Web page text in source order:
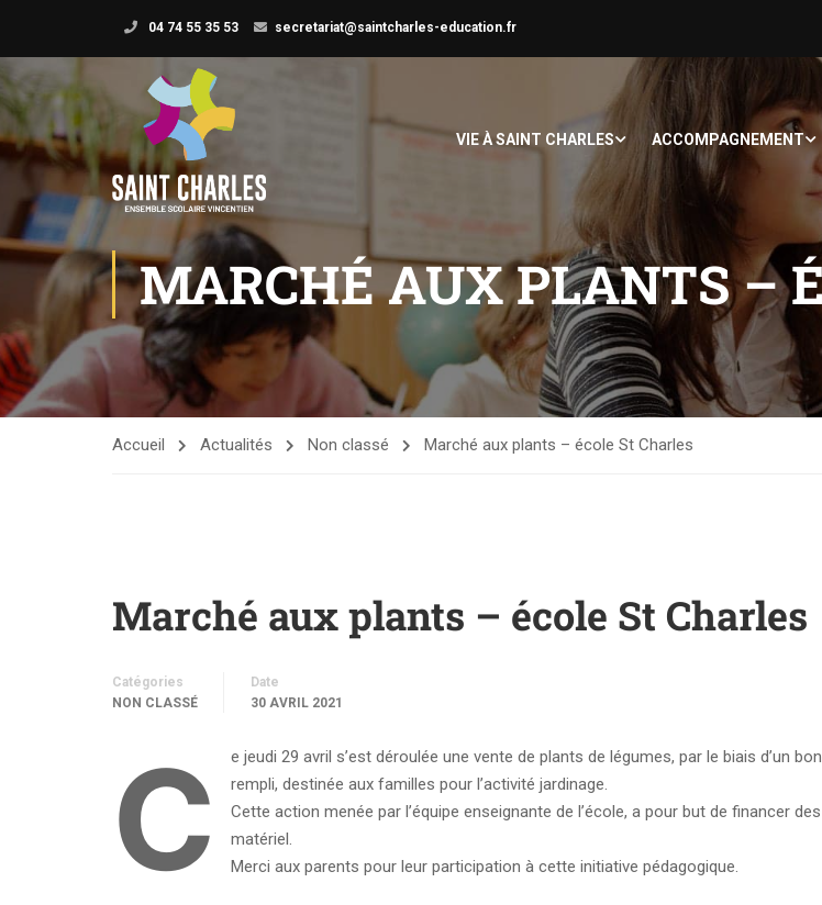
04 74 55 35 53 secretariat@saintcharles-education.fr
VIE À SAINT CHARLES ACCOMPAGNEMENT
MARCHÉ AUX PLANTS –
Accueil Actualités Non classé Marché aux plants – école St Charles
Marché aux plants – école St Charles
Catégories
NON CLASSÉ
Date
30 AVRIL 2021
C
e jeudi 29 avril s’est déroulée une vente de plants de légumes, par le biais d’un
rempli, destinée aux familles pour l’activité jardinage.
Cette action menée par l’équipe enseignante de l’école, a pour but de financer
matériel.
Merci aux parents pour leur participation à cette initiative pédagogique.